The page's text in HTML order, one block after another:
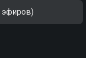
эфиров)